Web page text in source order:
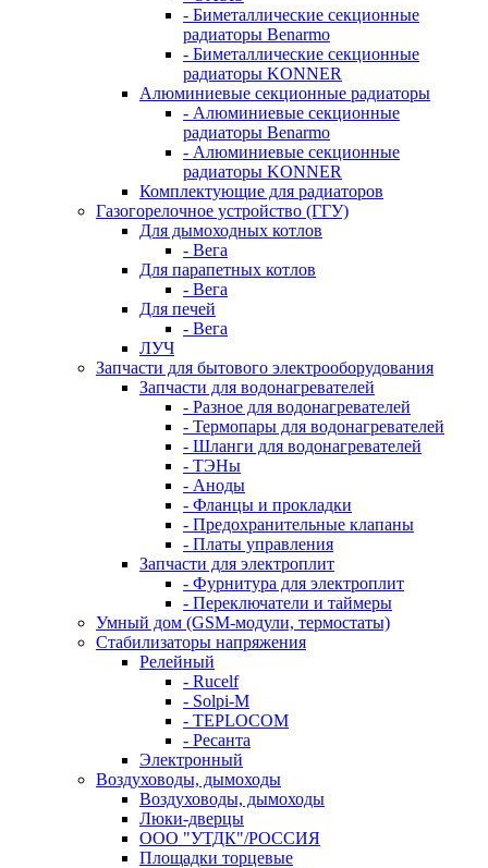
- Биметаллические секционные
радиаторы Benarmo
- Биметаллические секционные
радиаторы KONNER
Алюминиевые секционные радиаторы
- Алюминиевые секционные
радиаторы Benarmo
- Алюминиевые секционные
радиаторы KONNER
Комплектующие для радиаторов
Газогорелочное устройство (ГГУ)
Для дымоходных котлов
- Вега
Для парапетных котлов
- Вега
Для печей
- Вега
ЛУЧ
Запчасти для бытового электрооборудования
Запчасти для водонагревателей
- Разное для водонагревателей
- Термопары для водонагревателей
- Шланги для водонагревателей
- ТЭНы
- Аноды
- Фланцы и прокладки
- Предохранительные клапаны
- Платы управления
Запчасти для электроплит
- Фурнитура для электроплит
- Переключатели и таймеры
Умный дом (GSM-модули, термостаты)
Cтабилизаторы напряжения
Релейный
- Rucelf
- Solpi-M
- TEPLOCOM
- Ресанта
Электронный
Воздуховоды, дымоходы
Воздуховоды, дымоходы
Люки-дверцы
ООО "УТДК"/РОССИЯ
Площадки торцевые